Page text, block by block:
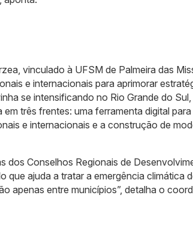
vinculado à UFSM de Palmeira das
e internacionais para aprimorar
se intensificando no Rio Grande do Sul,
três frentes: uma ferramenta digital para
e internacionais e a construção de
dos Conselhos Regionais de
que ajuda a tratar a emergência climática
apenas entre municípios”, detalha o